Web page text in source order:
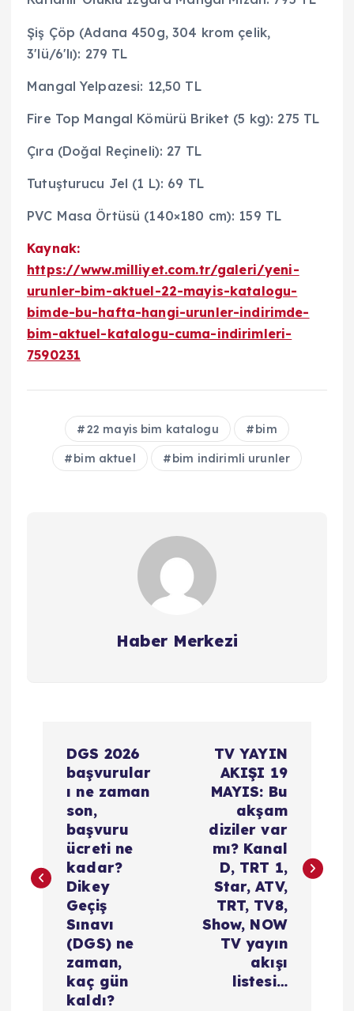
Şiş Çöp (Adana 450g, 304 krom çelik,
3'lü/6'lı): 279 TL
Mangal Yelpazesi: 12,50 TL
Fire Top Mangal Kömürü Briket (5 kg): 275 TL
Çıra (Doğal Reçineli): 27 TL
Tutuşturucu Jel (1 L): 69 TL
PVC Masa Örtüsü (140×180 cm): 159 TL
Kaynak:
https://www.milliyet.com.tr/galeri/yeni-
urunler-bim-aktuel-22-mayis-katalogu-
bimde-bu-hafta-hangi-urunler-indirimde-
bim-aktuel-katalogu-cuma-indirimleri-
7590231
22 mayis bim katalogu bim
bim aktuel bim indirimli urunler
Haber Merkezi
g
DGS 2026
başvurular
ı ne zaman
son,
başvuru
ücreti ne
kadar?
Dikey
Geçiş
Sınavı
(DGS) ne
zaman,
kaç gün
kaldı?
TV YAYIN
AKIŞI 19
MAYIS: Bu
akşam
diziler var
mı? Kanal
D, TRT 1,
Star, ATV,
TRT, TV8,
Show, NOW
TV yayın
akışı
listesi…